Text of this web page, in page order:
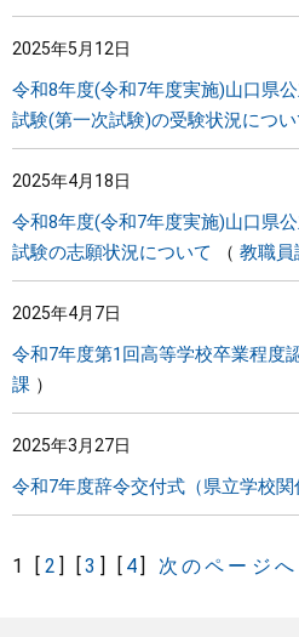
2025年5月12日
令和8年度(令和7年度実施)山口県
試験(第一次試験)の受験状況につい
2025年4月18日
令和8年度(令和7年度実施)山口県
試験の志願状況について
教職員
2025年4月7日
令和7年度第1回高等学校卒業程度
課
2025年3月27日
令和7年度辞令交付式（県立学校関
1 [ 2 ] [3 ] [ 4] 次のページへ